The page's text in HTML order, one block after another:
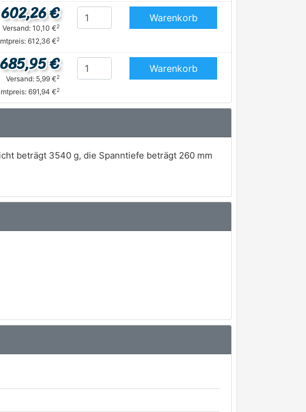
602,26 €
Versand: 10,10 €2
612,36 €2
Warenkorb
685,95 €
Versand: 5,99 €2
691,94 €2
Warenkorb
beträgt 3540 g, die Spanntiefe beträgt 260 mm